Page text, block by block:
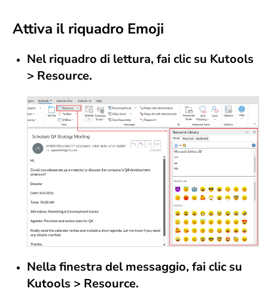
Attiva il riquadro Emoji
Nel riquadro di lettura, fai clic su Kutools
> Resource.
Nella finestra del messaggio, fai clic su
Kutools > Resource.